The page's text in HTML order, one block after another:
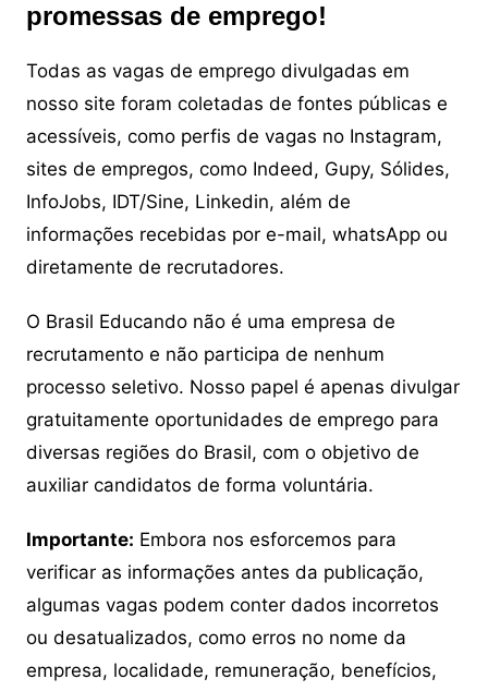
promessas de emprego!
Todas as vagas de emprego divulgadas em
nosso site foram coletadas de fontes públicas e
acessíveis, como perfis de vagas no Instagram,
sites de empregos, como Indeed, Gupy, Sólides,
InfoJobs, IDT/Sine, Linkedin, além de
informações recebidas por e-mail, whatsApp ou
diretamente de recrutadores.
O Brasil Educando não é uma empresa de
recrutamento e não participa de nenhum
processo seletivo. Nosso papel é apenas divulgar
gratuitamente oportunidades de emprego para
diversas regiões do Brasil, com o objetivo de
auxiliar candidatos de forma voluntária.
Importante: Embora nos esforcemos para
verificar as informações antes da publicação,
algumas vagas podem conter dados incorretos
ou desatualizados, como erros no nome da
empresa, localidade, remuneração, benefícios,